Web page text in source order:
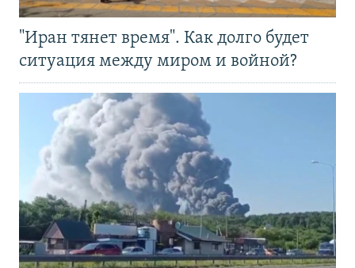
"Иран тянет время". Как долго будет
ситуация между миром и войной?